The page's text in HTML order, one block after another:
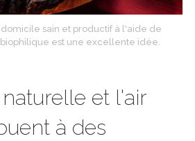
sain et productif à l'aide de
est une excellente idée.
et l'air
à des